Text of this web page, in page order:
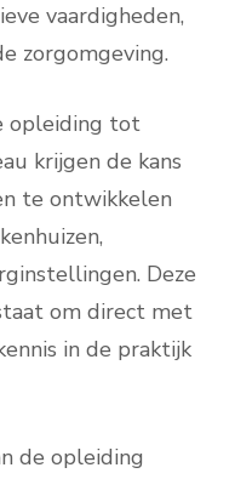
vaardigheden,
zorgomgeving.
opleiding tot
krijgen de kans
te ontwikkelen
Deze
om direct met
in de praktijk
de opleiding